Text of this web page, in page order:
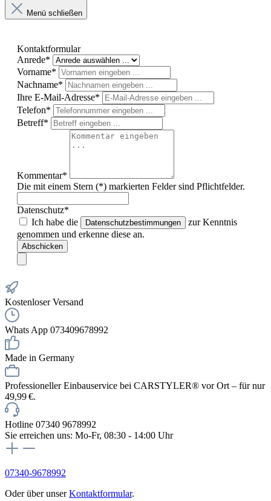
Menü schließen
Kontaktformular
Anrede*
Vorname*
Nachname*
Ihre E-Mail-Adresse*
Telefon*
Betreff*
Kommentar*
Die mit einem Stern (*) markierten Felder sind Pflichtfelder.
Datenschutz*
Ich habe die
Datenschutzbestimmungen
zur Kenntnis
genommen und erkenne diese an.
Abschicken
Kostenloser Versand
Whats App 073409678992
Made in Germany
Professioneller Einbauservice bei CARSTYLER® vor Ort – für nur
49,99 €.
Hotline 07340 9678992
Sie erreichen uns: Mo-Fr, 08:30 - 14:00 Uhr
07340-9678992
Oder über unserKontaktformular.